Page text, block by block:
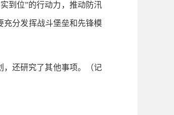
到位”的行动力，推动防汛
充分发挥战斗堡垒和先锋模
还研究了其他事项。（记